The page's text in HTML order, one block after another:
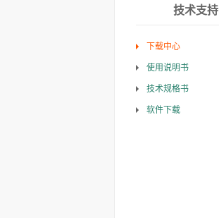
技术支持
下载中心
使用说明书
技术规格书
软件下载